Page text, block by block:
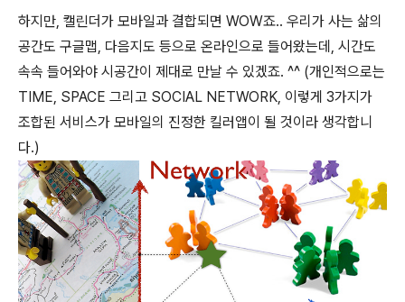
하지만, 캘린더가 모바일과 결합되면 WOW죠.. 우리가 사는 삶의
공간도 구글맵, 다음지도 등으로 온라인으로 들어왔는데, 시간도
속속 들어와야 시공간이 제대로 만날 수 있겠죠. ^^ (개인적으로는
TIME, SPACE 그리고 SOCIAL NETWORK, 이렇게 3가지가
조합된 서비스가 모바일의 진정한 킬러앱이 될 것이라 생각합니
다.)